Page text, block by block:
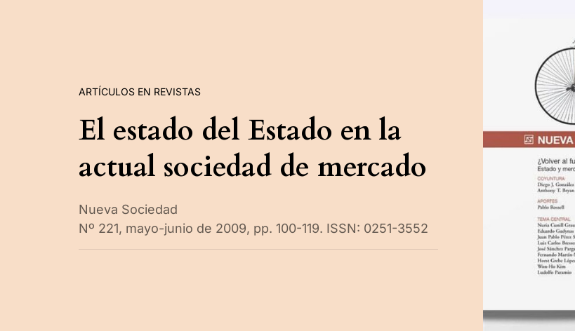
ARTÍCULOS EN REVISTAS
El estado del Estado en la
actual sociedad de mercado
Nueva Sociedad
Nº 221, mayo-junio de 2009, pp. 100-119. ISSN: 0251-3552